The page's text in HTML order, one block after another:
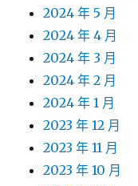
2024 年 5 月
2024 年 4 月
2024 年 3 月
2024 年 2 月
2024 年 1 月
2023 年 12 月
2023 年 11 月
2023 年 10 月